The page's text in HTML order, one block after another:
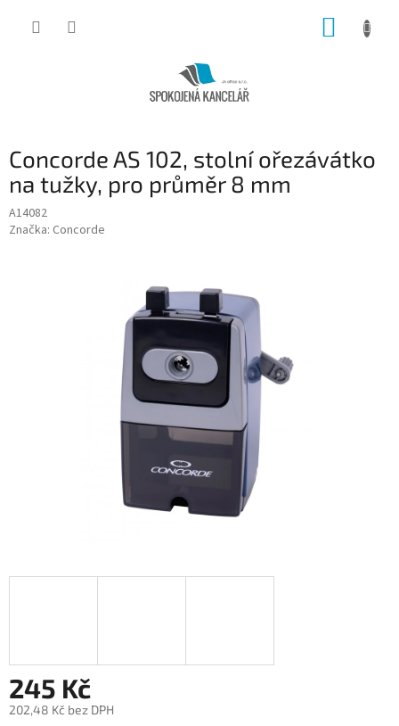
Concorde AS 102, stolní ořezávátko
na tužky, pro průměr 8 mm
A14082
Značka: Concorde
245 Kč
202,48 Kč bez DPH